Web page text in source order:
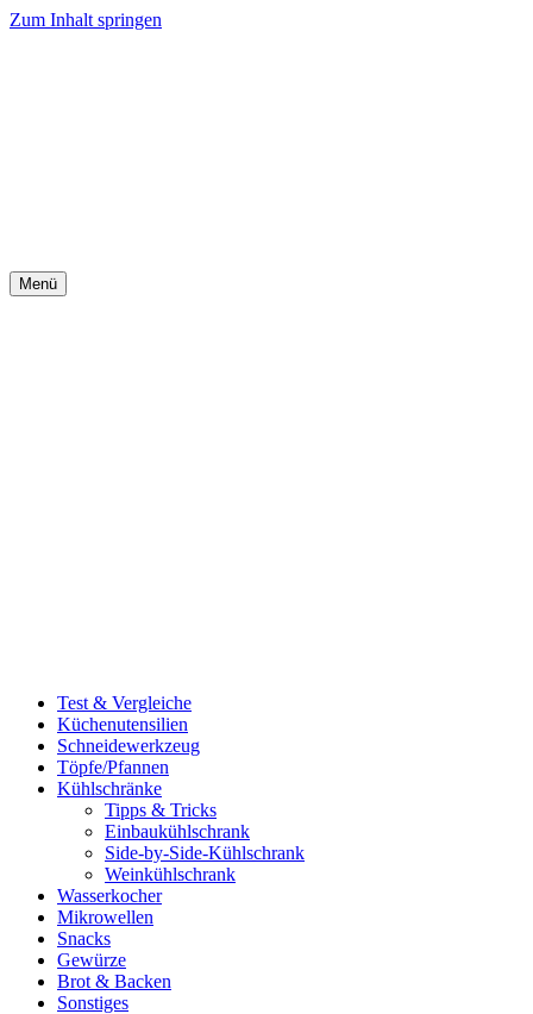
Zum Inhalt springen
Menü
Test & Vergleiche
Küchenutensilien
Schneidewerkzeug
Töpfe/Pfannen
Kühlschränke
Tipps & Tricks
Einbaukühlschrank
Side-by-Side-Kühlschrank
Weinkühlschrank
Wasserkocher
Mikrowellen
Snacks
Gewürze
Brot & Backen
Sonstiges